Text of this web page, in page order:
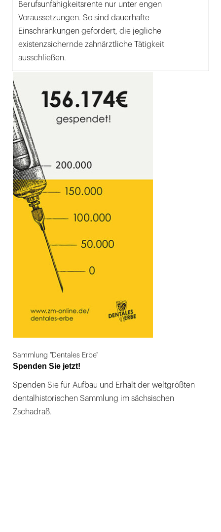
Berufsunfähigkeitsrente nur unter engen
Voraussetzungen. So sind dauerhafte
Einschränkungen gefordert, die jegliche
existenzsichernde zahnärztliche Tätigkeit
ausschließen.
Sammlung "Dentales Erbe"
Spenden Sie jetzt!
Spenden Sie für Aufbau und Erhalt der weltgrößten
dentalhistorischen Sammlung im sächsischen
Zschadraß.